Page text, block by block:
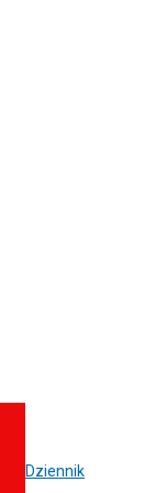
Dziennik